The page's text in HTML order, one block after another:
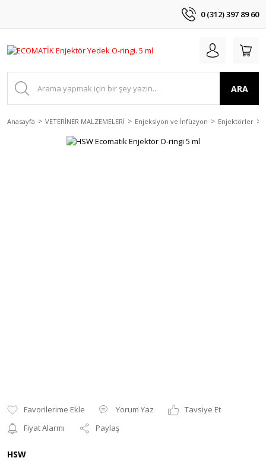
0 (312) 397 89 60
ARA
Anasayfa VETERİNER MALZEMELERİ Enjeksiyon ve İnfüzyon Enjektörler
Yorum Yaz
Tavsiye Et
Fiyat Alarmı
Paylaş
HSW